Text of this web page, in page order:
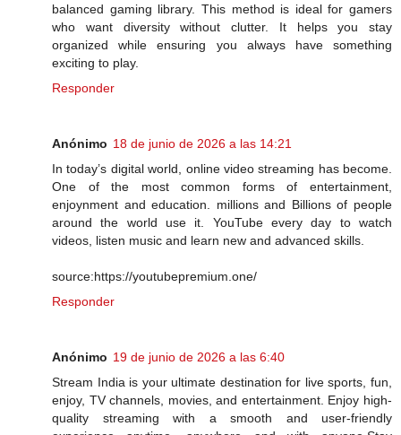
balanced gaming library. This method is ideal for gamers
who want diversity without clutter. It helps you stay
organized while ensuring you always have something
exciting to play.
Responder
Anónimo 18 de junio de 2026 a las 14:21
In today’s digital world, online video streaming has become.
One of the most common forms of entertainment,
enjoynment and education. millions and Billions of people
around the world use it. YouTube every day to watch
videos, listen music and learn new and advanced skills.
source:https://youtubepremium.one/
Responder
Anónimo 19 de junio de 2026 a las 6:40
Stream India is your ultimate destination for live sports, fun,
enjoy, TV channels, movies, and entertainment. Enjoy high-
quality streaming with a smooth and user-friendly